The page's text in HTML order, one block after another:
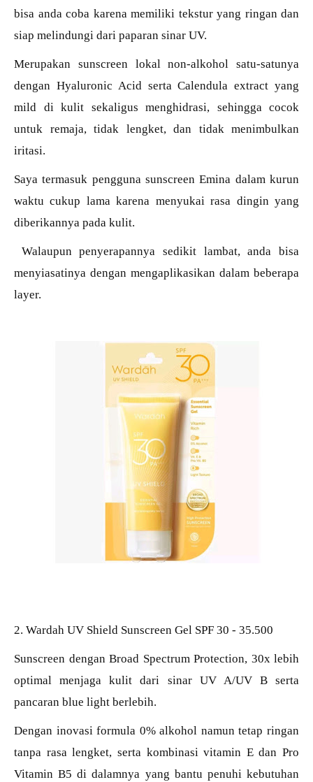
bisa anda coba karena memiliki tekstur yang ringan dan
siap melindungi dari paparan sinar UV.
Merupakan sunscreen lokal non-alkohol satu-satunya
dengan Hyaluronic Acid serta Calendula extract yang
mild di kulit sekaligus menghidrasi, sehingga cocok
untuk remaja, tidak lengket, dan tidak menimbulkan
iritasi.
Saya termasuk pengguna sunscreen Emina dalam kurun
waktu cukup lama karena menyukai rasa dingin yang
diberikannya pada kulit.
Walaupun penyerapannya sedikit lambat, anda bisa
menyiasatinya dengan mengaplikasikan dalam beberapa
layer.
2. Wardah UV Shield Sunscreen Gel SPF 30 - 35.500
Sunscreen dengan Broad Spectrum Protection, 30x lebih
optimal menjaga kulit dari sinar UV A/UV B serta
pancaran blue light berlebih.
Dengan inovasi formula 0% alkohol namun tetap ringan
tanpa rasa lengket, serta kombinasi vitamin E dan Pro
Vitamin B5 di dalamnya yang bantu penuhi kebutuhan